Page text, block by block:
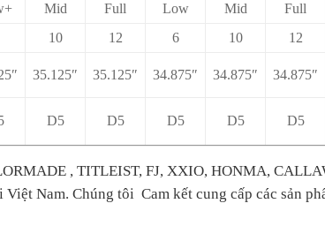
Mid Full Low Mid Full
10 12 6 10 12
35.125″ 35.125″ 34.875″ 34.875″ 34.875″
D5 D5 D5 D5 D5
, TITLEIST, FJ, XXIO, HONMA,
Nam. Chúng tôi Cam kết cung cấp các sản